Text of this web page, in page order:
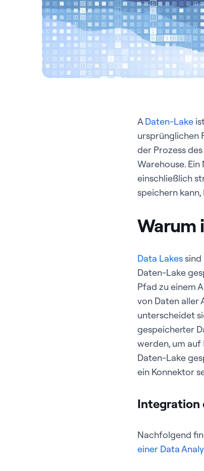
ADaten-Lake
ursprünglichen
der Prozess
Warehouse.
einschließlich
speichern
Warum
Data Lakessind
Daten-Lake
Pfad zu einem
von Daten aller
unterscheidet
gespeicherter
werden, um auf
Daten-Lake
ein Konnektor
Integration
Nachfolgend
einer Data